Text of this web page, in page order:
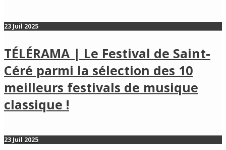
23 Juil 2025
TÉLÉRAMA | Le Festival de Saint-
Céré parmi la sélection des 10
meilleurs festivals de musique
classique !
23 Juil 2025